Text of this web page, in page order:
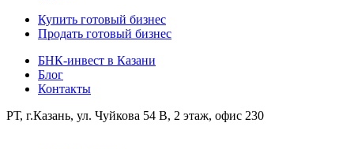
Купить готовый бизнес
Продать готовый бизнес
БНК-инвест в Казани
Блог
Контакты
РТ, г.Казань, ул. Чуйкова 54 В, 2 этаж, офис 230